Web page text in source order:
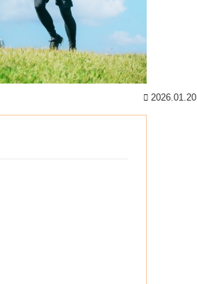
2026.01.20